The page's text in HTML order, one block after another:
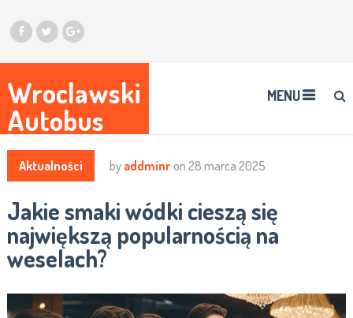
Wroclawski
Autobus
MENU
Aktualności by addminr on 28 marca 2025
Jakie smaki wódki cieszą się
największą popularnością na
weselach?